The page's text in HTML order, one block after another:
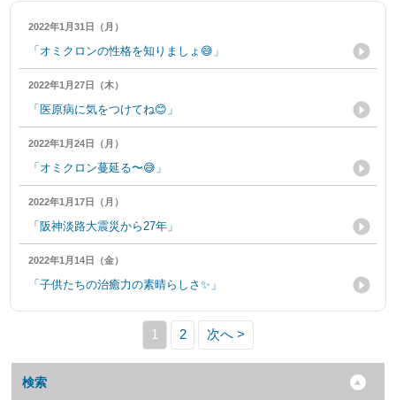
2022年1月31日（月）
「オミクロンの性格を知りましょ😅」
2022年1月27日（木）
「医原病に気をつけてね😊」
2022年1月24日（月）
「オミクロン蔓延る〜😅」
2022年1月17日（月）
「阪神淡路大震災から27年」
2022年1月14日（金）
「子供たちの治癒力の素晴らしさ✨」
1 2 次へ >
検索